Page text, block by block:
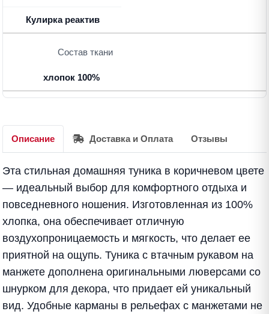
Кулирка реактив
Состав ткани
хлопок 100%
Описание Доставка и Оплата Отзывы
Эта стильная домашняя туника в коричневом цвете
— идеальный выбор для комфортного отдыха и
повседневного ношения. Изготовленная из 100%
хлопка, она обеспечивает отличную
воздухопроницаемость и мягкость, что делает ее
приятной на ощупь. Туника с втачным рукавом на
манжете дополнена оригинальными люверсами со
шнурком для декора, что придает ей уникальный
вид. Удобные карманы в рельефах с манжетами не